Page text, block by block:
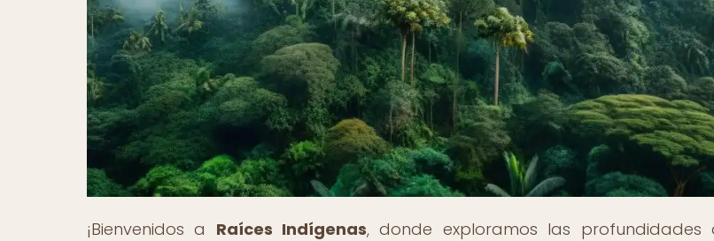
¡Bienvenidos a Raíces Indígenas, donde exploramos las profundidades